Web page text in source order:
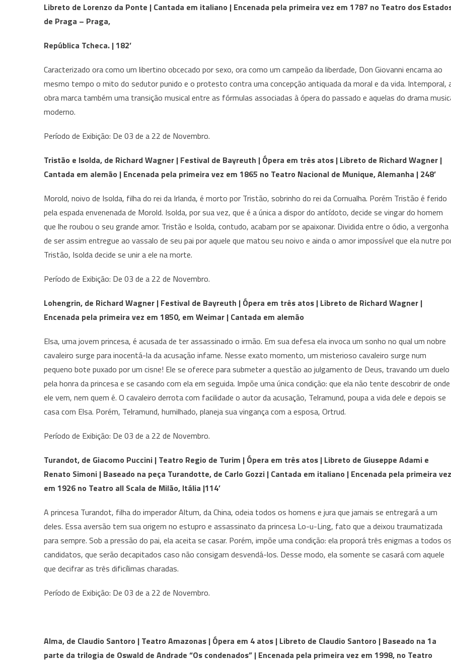
Libreto de Lorenzo da Ponte | Cantada em italiano | Encenada pela primeira vez em 1787 no Teatro dos
de Praga – Praga,
República Tcheca. | 182’
Caracterizado ora como um libertino obcecado por sexo, ora como um campeão da liberdade, Don Giovanni encarna ao
mesmo tempo o mito do sedutor punido e o protesto contra uma concepção antiquada da moral e da vida. Intemporal,
obra marca também uma transição musical entre as fórmulas associadas à ópera do passado e aquelas do drama
moderno.
Período de Exibição: De 03 de a 22 de Novembro.
Tristão e Isolda, de Richard Wagner | Festival de Bayreuth | Ópera em três atos | Libreto de Richard Wagner |
Cantada em alemão | Encenada pela primeira vez em 1865 no Teatro Nacional de Munique, Alemanha | 248’
Morold, noivo de Isolda, filha do rei da Irlanda, é morto por Tristão, sobrinho do rei da Cornualha. Porém Tristão é ferido
pela espada envenenada de Morold. Isolda, por sua vez, que é a única a dispor do antídoto, decide se vingar do homem
que lhe roubou o seu grande amor. Tristão e Isolda, contudo, acabam por se apaixonar. Dividida entre o ódio, a vergonha
de ser assim entregue ao vassalo de seu pai por aquele que matou seu noivo e ainda o amor impossível que ela nutre
Tristão, Isolda decide se unir a ele na morte.
Período de Exibição: De 03 de a 22 de Novembro.
Lohengrin, de Richard Wagner | Festival de Bayreuth | Ópera em três atos | Libreto de Richard Wagner |
Encenada pela primeira vez em 1850, em Weimar | Cantada em alemão
Elsa, uma jovem princesa, é acusada de ter assassinado o irmão. Em sua defesa ela invoca um sonho no qual um nobre
cavaleiro surge para inocentá-la da acusação infame. Nesse exato momento, um misterioso cavaleiro surge num
pequeno bote puxado por um cisne! Ele se oferece para submeter a questão ao julgamento de Deus, travando um duelo
pela honra da princesa e se casando com ela em seguida. Impõe uma única condição: que ela não tente descobrir de onde
ele vem, nem quem é. O cavaleiro derrota com facilidade o autor da acusação, Telramund, poupa a vida dele e depois se
casa com Elsa. Porém, Telramund, humilhado, planeja sua vingança com a esposa, Ortrud.
Período de Exibição: De 03 de a 22 de Novembro.
Turandot, de Giacomo Puccini | Teatro Regio de Turim | Ópera em três atos | Libreto de Giuseppe Adami e
Renato Simoni | Baseado na peça Turandotte, de Carlo Gozzi | Cantada em italiano | Encenada pela primeira vez
em 1926 no Teatro all Scala de Milão, Itália |114’
A princesa Turandot, filha do imperador Altum, da China, odeia todos os homens e jura que jamais se entregará a um
deles. Essa aversão tem sua origem no estupro e assassinato da princesa Lo-u-Ling, fato que a deixou traumatizada
para sempre. Sob a pressão do pai, ela aceita se casar. Porém, impõe uma condição: ela proporá três enigmas a todos
candidatos, que serão decapitados caso não consigam desvendá-los. Desse modo, ela somente se casará com aquele
que decifrar as três dificílimas charadas.
Período de Exibição: De 03 de a 22 de Novembro.
Alma, de Claudio Santoro | Teatro Amazonas | Ópera em 4 atos | Libreto de Claudio Santoro | Baseado na 1a
parte da trilogia de Oswald de Andrade “Os condenados” | Encenada pela primeira vez em 1998, no Teatro